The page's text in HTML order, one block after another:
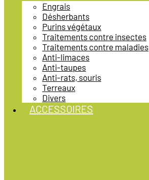
Engrais
Désherbants
Purins végétaux
Traitements contre insectes
Traitements contre maladies
Anti-limaces
Anti-taupes
Anti-rats, souris
Terreaux
Divers
ACCESSOIRES